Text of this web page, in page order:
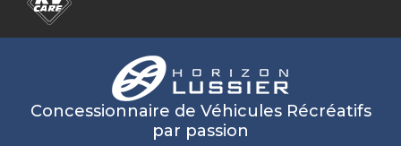
Concessionnaire de Véhicules Récréatifs
par passion